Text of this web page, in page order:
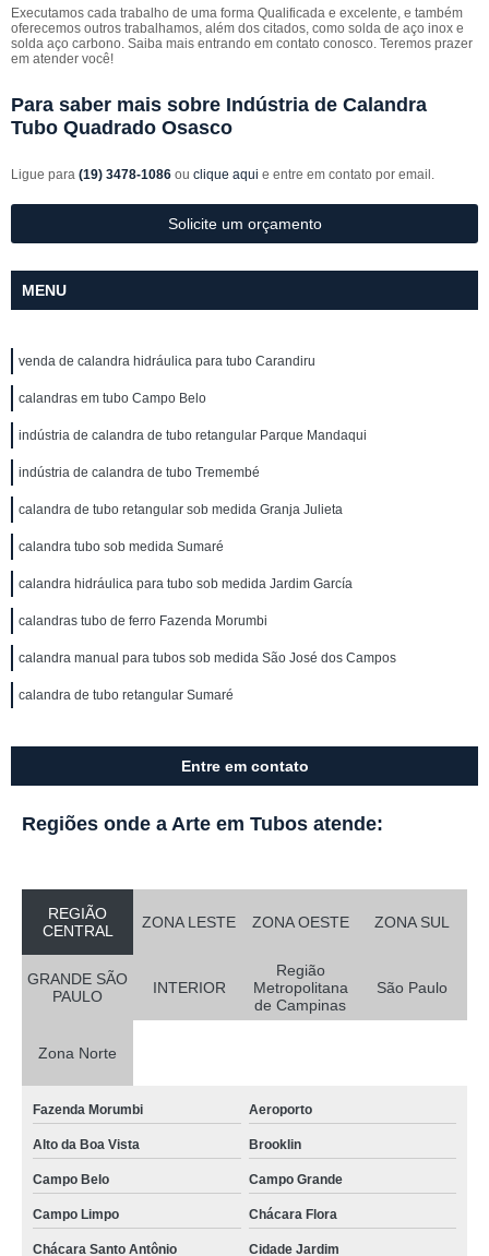
Executamos cada trabalho de uma forma Qualificada e excelente, e também
oferecemos outros trabalhamos, além dos citados, como solda de aço inox e
solda aço carbono. Saiba mais entrando em contato conosco. Teremos prazer
em atender você!
Para saber mais sobre Indústria de Calandra
Tubo Quadrado Osasco
Ligue para (19) 3478-1086 ou clique aqui e entre em contato por email.
Solicite um orçamento
MENU
venda de calandra hidráulica para tubo Carandiru
calandras em tubo Campo Belo
indústria de calandra de tubo retangular Parque Mandaqui
indústria de calandra de tubo Tremembé
calandra de tubo retangular sob medida Granja Julieta
calandra tubo sob medida Sumaré
calandra hidráulica para tubo sob medida Jardim García
calandras tubo de ferro Fazenda Morumbi
calandra manual para tubos sob medida São José dos Campos
calandra de tubo retangular Sumaré
Entre em contato
Regiões onde a Arte em Tubos atende:
REGIÃO
CENTRAL
ZONA LESTE ZONA OESTE ZONA SUL
GRANDE SÃO
PAULO
INTERIOR
Região
Metropolitana
de Campinas
São Paulo
Zona Norte
Fazenda Morumbi Aeroporto
Alto da Boa Vista Brooklin
Campo Belo Campo Grande
Campo Limpo Chácara Flora
Chácara Santo Antônio Cidade Jardim